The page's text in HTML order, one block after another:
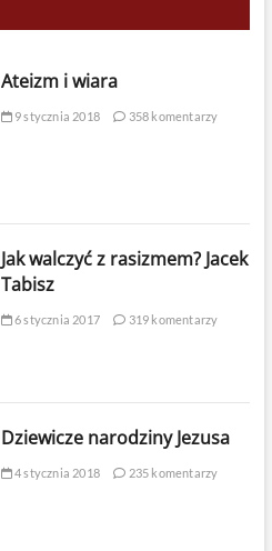
Ateizm i wiara
9 stycznia 2018 358 komentarzy
Jak walczyć z rasizmem? Jacek
Tabisz
6 stycznia 2017 319 komentarzy
Dziewicze narodziny Jezusa
4 stycznia 2018 235 komentarzy